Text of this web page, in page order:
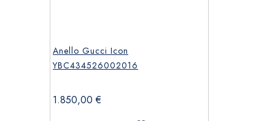
Anello Gucci Icon
YBC434526002016
1.850,00€